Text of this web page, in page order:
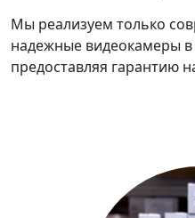
Мы реализуем только
надежные видеокамеры
предоставляя гарантию